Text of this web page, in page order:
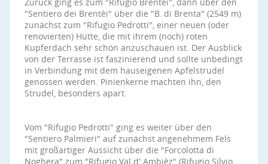
"Sentiero dei Brentèi" über die "B. di Brenta" (2549 m)
zunächst zum "Rifugio Pedrotti", einer neuen (oder
renovierten) Hütte, die mit ihrem (noch) roten
Kupferdach sehr schön anzuschauen ist. Der Ausblick
von der Terrasse ist faszinierend und sollte unbedingt
in Verbindung mit dem hauseigenen Apfelstrudel
genossen werden. Pinienkerne machten ihn, den
Strudel, besonders apart.
Vom "Rifugio Pedrotti" ging es weiter über den
"Sentiero Palmieri" auf zunächst angenehmem Fels
mit großartiger Aussicht über die "Forcolotta di
Noghera" zum "Rifugio Val d' Ambièz" (Rifugio Silvio